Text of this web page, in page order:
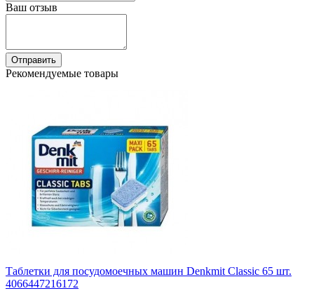
Ваш отзыв
Отправить
Рекомендуемые товары
Таблетки для посудомоечных машин Denkmit Classic 65 шт.
4066447216172